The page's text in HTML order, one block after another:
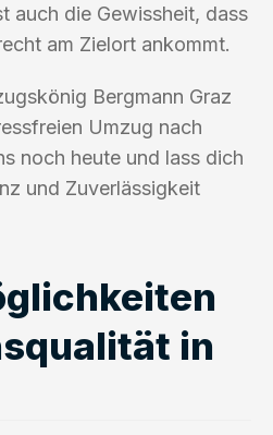
auch die Gewissheit, dass
am Zielort ankommt.
Bergmann Graz
Umzug nach
noch heute und lass dich
und Zuverlässigkeit
in